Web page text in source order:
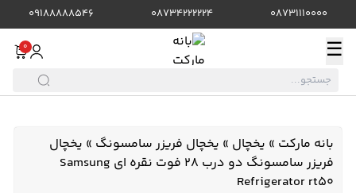
08731110000
08734222224
09188888546
☰
0
بانه مارکت » یخچال » یخچال فریزر سامسونگ » یخچال
فریزر سامسونگ دو درب 28 فوت نقره ای Samsung
Refrigerator rt50